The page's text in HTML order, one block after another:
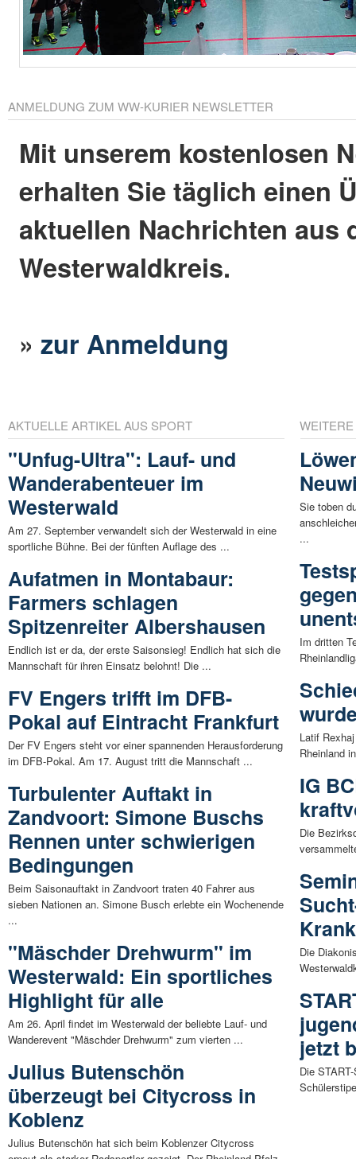
ANMELDUNG ZUM WW-KURIER NEWSLETTER
Mit unserem kostenlosen
erhalten Sie täglich einen
aktuellen Nachrichten aus
Westerwaldkreis.
»zur Anmeldung
AKTUELLE ARTIKEL AUS SPORT
"Unfug-Ultra": Lauf- und
Wanderabenteuer im
Westerwald
Am 27. September verwandelt sich der Westerwald in eine
sportliche Bühne. Bei der fünften Auflage des ...
Aufatmen in Montabaur:
Farmers schlagen
Spitzenreiter Albershausen
Endlich ist er da, der erste Saisonsieg! Endlich hat sich die
Mannschaft für ihren Einsatz belohnt! Die ...
FV Engers trifft im DFB-
Pokal auf Eintracht Frankfurt
Der FV Engers steht vor einer spannenden Herausforderung
im DFB-Pokal. Am 17. August tritt die Mannschaft ...
Turbulenter Auftakt in
Zandvoort: Simone Buschs
Rennen unter schwierigen
Bedingungen
Beim Saisonauftakt in Zandvoort traten 40 Fahrer aus
sieben Nationen an. Simone Busch erlebte ein Wochenende
...
"Mäschder Drehwurm" im
Westerwald: Ein sportliches
Highlight für alle
Am 26. April findet im Westerwald der beliebte Lauf- und
Wanderevent "Mäschder Drehwurm" zum vierten ...
Julius Butenschön
überzeugt bei Citycross in
Koblenz
Julius Butenschön hat sich beim Koblenzer Citycross
Sie toben
...
Im dritten
Latif
Rheinland
IG
Die
Die
jetzt
Die